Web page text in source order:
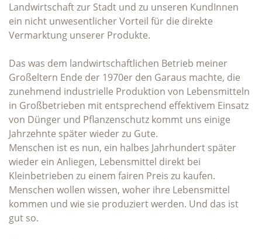
Landwirtschaft zur Stadt und zu unseren KundInnen
ein nicht unwesentlicher Vorteil für die direkte
Vermarktung unserer Produkte.
Das was dem landwirtschaftlichen Betrieb meiner
Großeltern Ende der 1970er den Garaus machte, die
zunehmend industrielle Produktion von Lebensmitteln
in Großbetrieben mit entsprechend effektivem Einsatz
von Dünger und Pflanzenschutz kommt uns einige
Jahrzehnte später wieder zu Gute.
Menschen ist es nun, ein halbes Jahrhundert später
wieder ein Anliegen, Lebensmittel direkt bei
Kleinbetrieben zu einem fairen Preis zu kaufen.
Menschen wollen wissen, woher ihre Lebensmittel
kommen und wie sie produziert werden. Und das ist
gut so.